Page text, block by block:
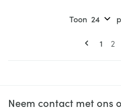
U
1 2
Toon
Neem contact met ons